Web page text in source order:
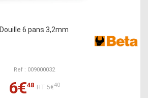
Douille 6 pans 3,2mm
Ref : 009000032
6€48 HT:5€40